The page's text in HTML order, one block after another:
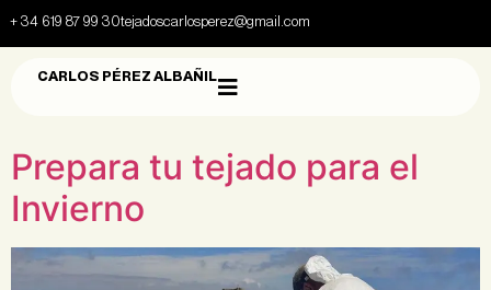
+ 34 619 87 99 30tejadoscarlosperez@gmail.com
CARLOS PÉREZ ALBAÑIL
Prepara tu tejado para el
Invierno